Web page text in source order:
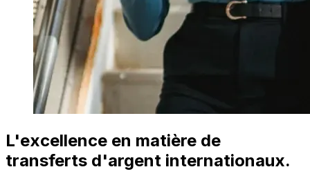
L'excellence en matière de
transferts d'argent internationaux.